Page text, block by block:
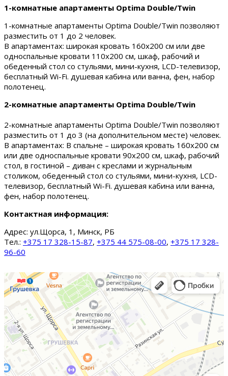
1-комнатные апартаменты Optima Double/Twin
1-комнатные апартаменты Optima Double/Twin позволяют
разместить от 1 до 2 человек.
В апартаментах: широкая кровать 160х200 см или две
односпальные кровати 110х200 см, шкаф, рабочий и
обеденный стол со стульями, мини-кухня, LCD-телевизор,
бесплатный Wi-Fi. душевая кабина или ванна, фен, набор
полотенец.
2-комнатные апартаменты Optima Double/Twin
2-комнатные апартаменты Optima Double/Twin позволяют
разместить от 1 до 3 (на дополнительном месте) человек.
В апартаментах: В спальне – широкая кровать 160х200 см
или две односпальные кровати 90х200 см, шкаф, рабочий
стол, в гостиной – диван с креслами и журнальным
столиком, обеденный стол со стульями, мини-кухня, LCD-
телевизор, бесплатный Wi-Fi. душевая кабина или ванна,
фен, набор полотенец.
Контактная информация:
Адрес: ул.Щорса, 1, Минск, РБ
Тел.: +375 17 328-15-87, +375 44 575-08-00, +375 17 328-
96-60